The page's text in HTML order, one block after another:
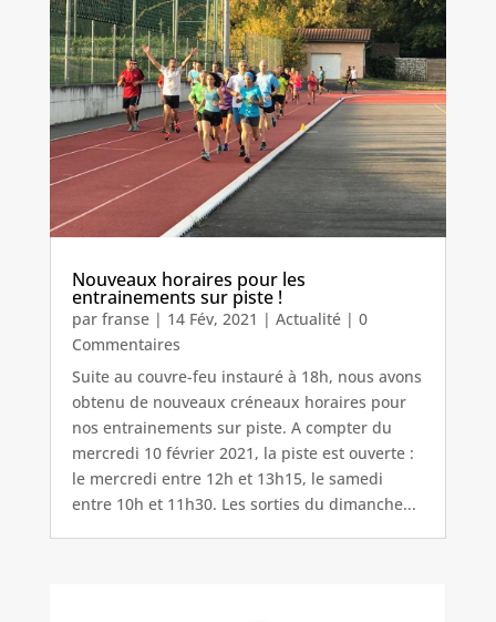
Nouveaux horaires pour les
entrainements sur piste !
par franse| 14 Fév, 2021 | Actualité| 0
Commentaires
Suite au couvre-feu instauré à 18h, nous avons
obtenu de nouveaux créneaux horaires pour
nos entrainements sur piste. A compter du
mercredi 10 février 2021, la piste est ouverte :
le mercredi entre 12h et 13h15, le samedi
entre 10h et 11h30. Les sorties du dimanche...